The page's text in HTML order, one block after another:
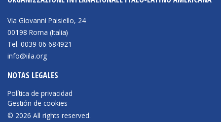
Convocatorias
Becas
Alta Formación
Para las empresas
Registro de proveedores
Contratos/Acuerdos/Grant
Via Giovanni Paisiello, 24
00198 Roma (Italia)
Tel. 0039 06 684921
info@iila.org
NOTAS LEGALES
Política de privacidad
Gestión de cookies
© 2026 All rights reserved.